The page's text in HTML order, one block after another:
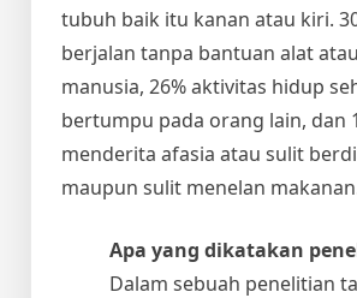
tubuh baik itu kanan atau kiri.
berjalan tanpa bantuan alat
manusia, 26% aktivitas hidup
bertumpu pada orang lain, dan
menderita afasia atau sulit
maupun sulit menelan
Apa yang dikatakan
Dalam sebuah penelitian